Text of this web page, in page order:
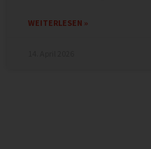
WEITERLESEN »